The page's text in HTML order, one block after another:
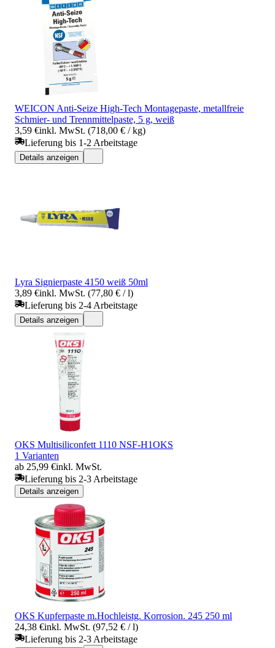
WEICON Anti-Seize High-Tech Montagepaste, metallfreie
Schmier- und Trennmittelpaste, 5 g, weiß
3,59 €inkl. MwSt. (718,00 € / kg)
Lieferung bis 1-2 Arbeitstage
Details anzeigen
Lyra Signierpaste 4150 weiß 50ml
3,89 €inkl. MwSt. (77,80 € / l)
Lieferung bis 2-4 Arbeitstage
Details anzeigen
OKS Multisiliconfett 1110 NSF-H1OKS
1 Varianten
ab 25,99 €inkl. MwSt.
Lieferung bis 2-3 Arbeitstage
Details anzeigen
OKS Kupferpaste m.Hochleistg. Korrosion. 245 250 ml
24,38 €inkl. MwSt. (97,52 € / l)
Lieferung bis 2-3 Arbeitstage